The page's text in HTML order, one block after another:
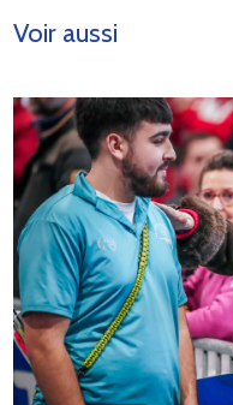
Voir aussi